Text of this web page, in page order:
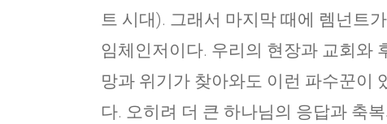
트 시대). 그래서 마지막 때에 렘넌트
임체인저이다. 우리의 현장과 교회와
망과 위기가 찾아와도 이런 파수꾼이
다. 오히려 더 큰 하나님의 응답과 축